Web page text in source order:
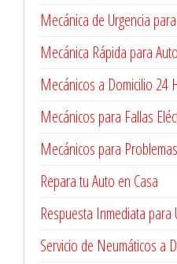
Mecánica de Urgencia
Mecánica Rápida para
Mecánicos a Domicilio 24
Mecánicos para Fallas
Mecánicos para
Repara tu Auto en Casa
Respuesta Inmediata para
Servicio de Neumáticos a